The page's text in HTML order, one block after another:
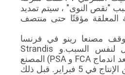
"نقص النوى" ، سيتم تمديد
المعلقة مؤقتًا حتى منتصف
مصنعا رينو في فرنسا
والمغرب عن العمل لنفس السبب.و Strandis
(المجموعة الجديدة بعد اندماج FCA و PSA) المصنع
الألماني قد توقف عن الإنتاج في 5 فبراير. قبل ذلك